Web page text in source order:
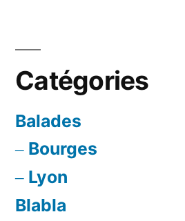
au
yaourt
Catégories
Balades
Bourges
Lyon
Blabla